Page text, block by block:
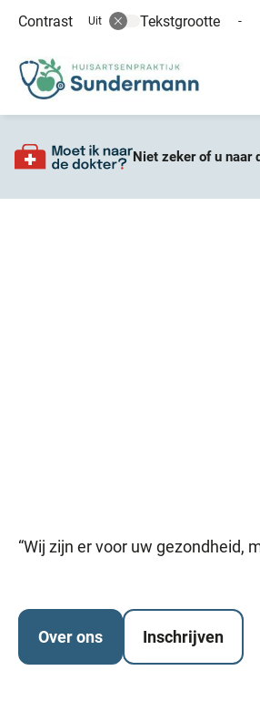
Contrast Uit Tekstgrootte -
Niet zeker of u naar
“Wij zijn er voor uw gezondheid,
Over ons Inschrijven